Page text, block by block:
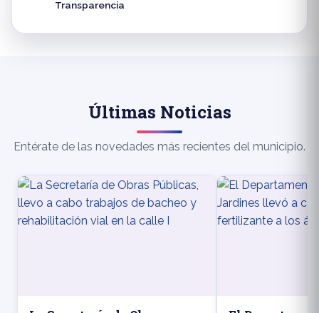
Transparencia
Últimas Noticias
Entérate de las novedades más recientes del municipio.